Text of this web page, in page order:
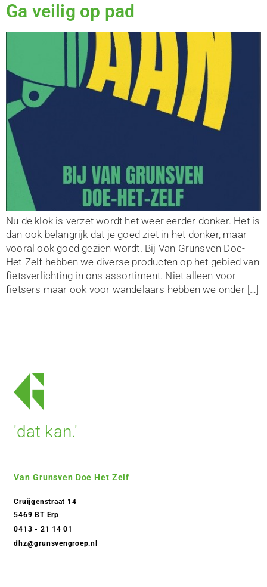
Ga veilig op pad
Nu de klok is verzet wordt het weer eerder donker. Het is
dan ook belangrijk dat je goed ziet in het donker, maar
vooral ook goed gezien wordt. Bij Van Grunsven Doe-
Het-Zelf hebben we diverse producten op het gebied van
fietsverlichting in ons assortiment. Niet alleen voor
fietsers maar ook voor wandelaars hebben we onder […]
'dat kan.'
Van Grunsven Doe Het Zelf
Cruijgenstraat 14
5469 BT Erp
0413 - 21 14 01
dhz@grunsvengroep.nl